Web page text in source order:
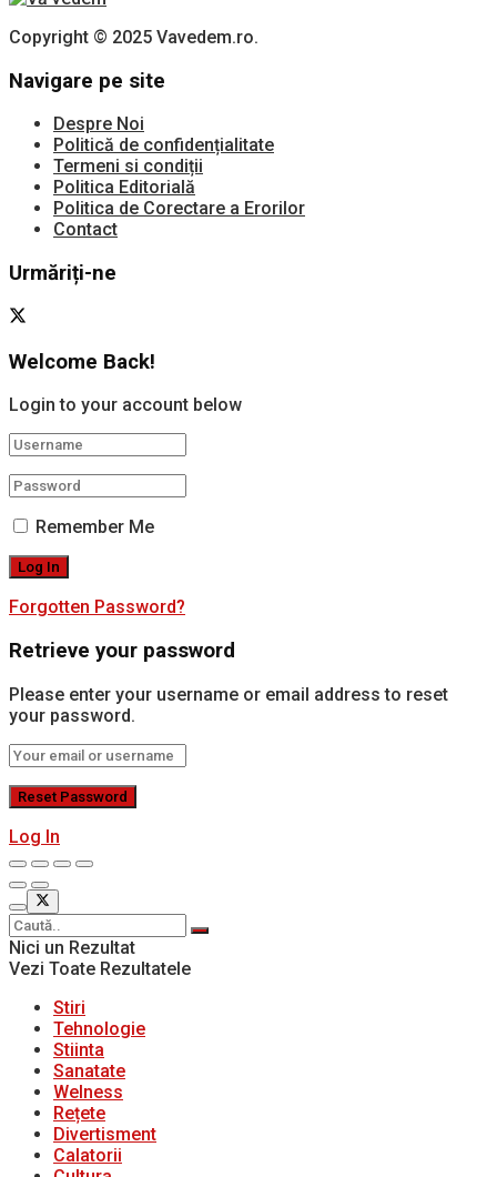
Copyright © 2025 Vavedem.ro.
Navigare pe site
Despre Noi
Politică de confidențialitate
Termeni si condiții
Politica Editorială
Politica de Corectare a Erorilor
Contact
Urmăriți-ne
Welcome Back!
Login to your account below
Remember Me
Forgotten Password?
Retrieve your password
Please enter your username or email address to reset
your password.
Log In
Nici un Rezultat
Vezi Toate Rezultatele
Stiri
Tehnologie
Stiinta
Sanatate
Welness
Rețete
Divertisment
Calatorii